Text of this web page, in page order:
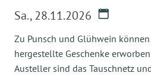
Sa.,28.11.2026
Zu Punsch und Glühwein
hergestellte Geschenke
Austeller sind das Tauschnetz